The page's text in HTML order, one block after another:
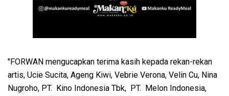
"FORWAN mengucapkan terima kasih kepada rekan-rekan
artis, Ucie Sucita, Ageng Kiwi, Vebrie Verona, Velin Cu, Nina
Nugroho, PT. Kino Indonesia Tbk, PT. Melon Indonesia,